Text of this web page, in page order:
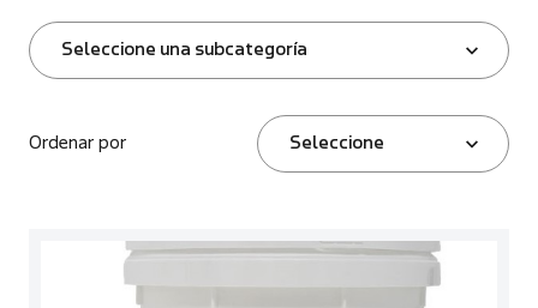
Seleccione una subcategoría
Ordenar por Seleccione